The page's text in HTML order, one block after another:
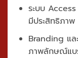
ระบบ
มีประสิทธิภาพ
Branding แล
ภาพลักษณ์แ